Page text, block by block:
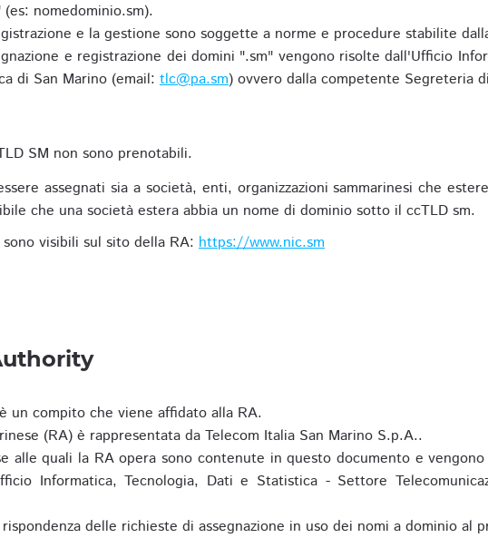
nomedominio.sm).
e la gestione sono soggette a norme e procedure stabilite
e registrazione dei domini ".sm" vengono risolte dall'Ufficio
di San Marino (email: tlc@pa.sm) ovvero dalla competente Segreteria
SM non sono prenotabili.
assegnati sia a società, enti, organizzazioni sammarinesi che
che una società estera abbia un nome di dominio sotto il ccTLD sm.
visibili sul sito della RA: https://www.nic.sm
un compito che viene affidato alla RA.
(RA) è rappresentata da Telecom Italia San Marino S.p.A..
alle quali la RA opera sono contenute in questo documento e
Informatica, Tecnologia, Dati e Statistica - Settore
delle richieste di assegnazione in uso dei nomi a dominio al